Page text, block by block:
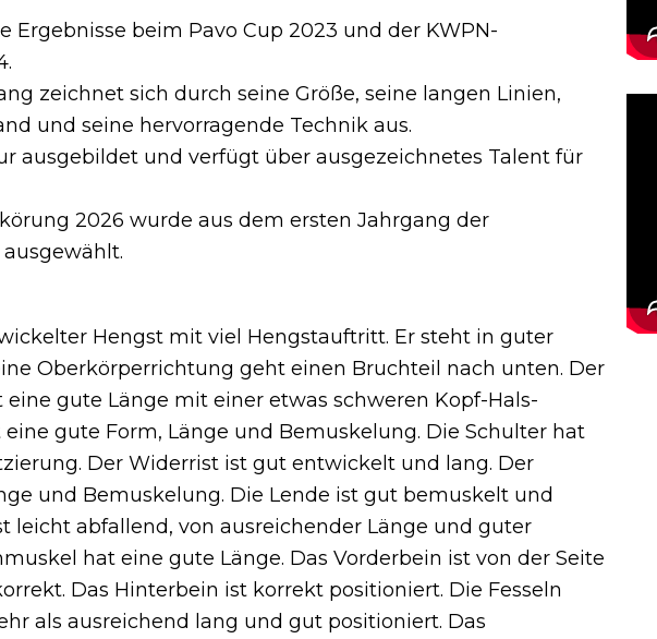
Ergebnisse beim Pavo Cup 2023 und der KWPN-
zeichnet sich durch seine Größe, seine langen Linien,
und seine hervorragende Technik aus.
ausgebildet und verfügt über ausgezeichnetes Talent für
2026 wurde aus dem ersten Jahrgang der
Hengst mit viel Hengstauftritt. Er steht in guter
Oberkörperrichtung geht einen Bruchteil nach unten. Der
eine gute Länge mit einer etwas schweren Kopf-Hals-
gute Form, Länge und Bemuskelung. Die Schulter hat
Der Widerrist ist gut entwickelt und lang. Der
und Bemuskelung. Die Lende ist gut bemuskelt und
leicht abfallend, von ausreichender Länge und guter
hat eine gute Länge. Das Vorderbein ist von der Seite
Das Hinterbein ist korrekt positioniert. Die Fesseln
als ausreichend lang und gut positioniert. Das